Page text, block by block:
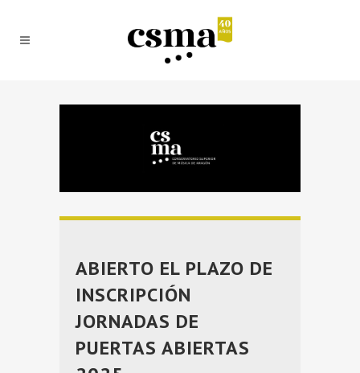
ABIERTO EL PLAZO DE
INSCRIPCIÓN
JORNADAS DE
PUERTAS ABIERTAS